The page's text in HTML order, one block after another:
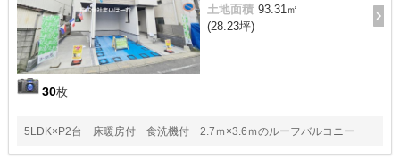
30枚
土地面積 93.31㎡
(28.23坪)
5LDK×P2台 床暖房付 食洗機付 2.7ｍ×3.6ｍのルーフバルコニー